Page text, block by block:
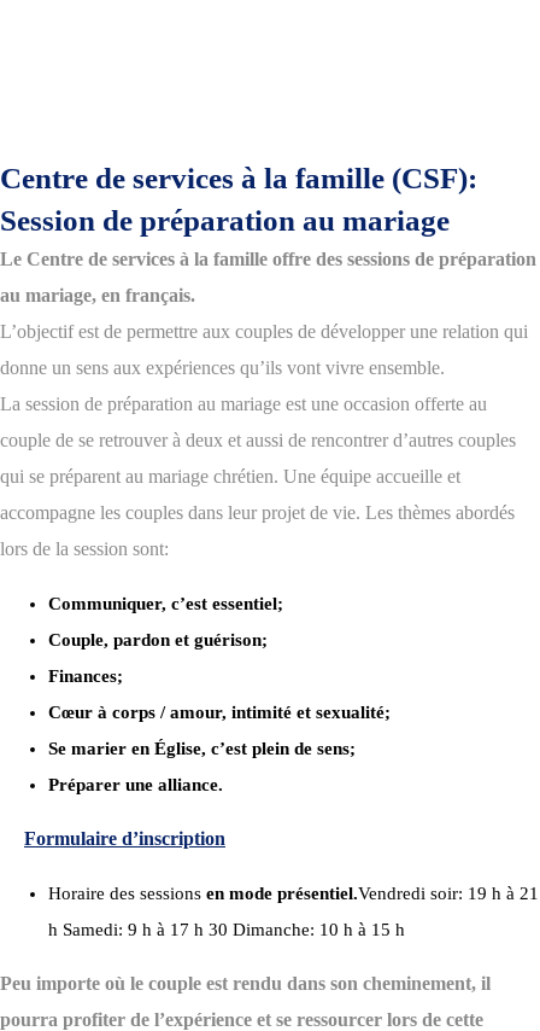
Centre de services à la famille (CSF):
Session de préparation au mariage
Le Centre de services à la famille offre des sessions de préparation
au mariage, en français.
L’objectif est de permettre aux couples de développer une relation qui
donne un sens aux expériences qu’ils vont vivre ensemble.
La session de préparation au mariage est une occasion offerte au
couple de se retrouver à deux et aussi de rencontrer d’autres couples
qui se préparent au mariage chrétien. Une équipe accueille et
accompagne les couples dans leur projet de vie. Les thèmes abordés
lors de la session sont:
Communiquer, c’est essentiel;
Couple, pardon et guérison;
Finances;
Cœur à corps / amour, intimité et sexualité;
Se marier en Église, c’est plein de sens;
Préparer une alliance.
Formulaire d’inscription
Horaire des sessions en mode présentiel.Vendredi soir: 19 h à 21
h Samedi: 9 h à 17 h 30 Dimanche: 10 h à 15 h
Peu importe où le couple est rendu dans son cheminement, il
pourra profiter de l’expérience et se ressourcer lors de cette